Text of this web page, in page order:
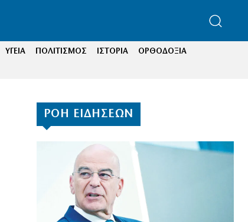
ΥΓΕΙΑ ΠΟΛΙΤΙΣΜΟΣ ΙΣΤΟΡΙΑ
ΟΡΘΟΔΟΞΙΑ
ΡΟΗ ΕΙΔΗΣΕΩΝ